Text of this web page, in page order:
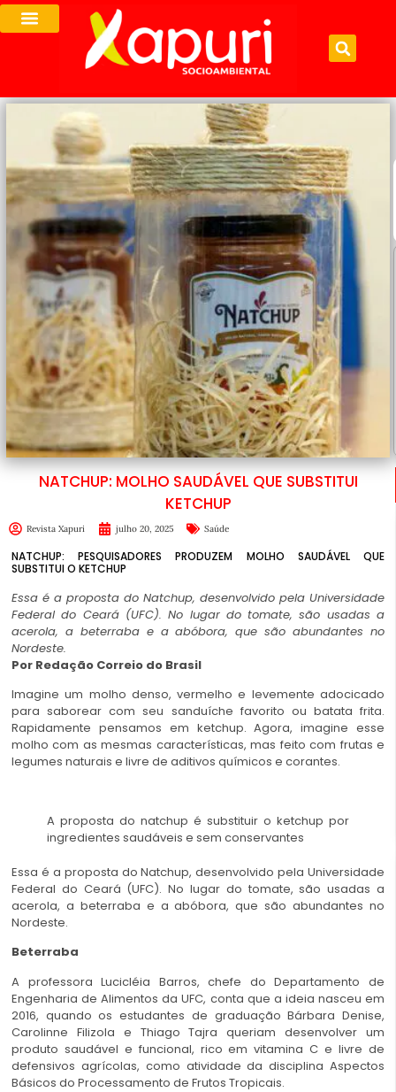
NATCHUP: MOLHO SAUDÁVEL QUE SUBSTITUI
KETCHUP
Revista Xapuri julho 20, 2025 Saúde
NATCHUP: PESQUISADORES PRODUZEM MOLHO SAUDÁVEL QUE
SUBSTITUI O KETCHUP
Essa é a proposta do Natchup, desenvolvido pela Universidade
Federal do Ceará (UFC). No lugar do tomate, são usadas a
acerola, a beterraba e a abóbora, que são abundantes no
Nordeste.
Por Redação Correio do Brasil
Imagine um molho denso, vermelho e levemente adocicado
para saborear com seu sanduíche favorito ou batata frita.
Rapidamente pensamos em ketchup. Agora, imagine esse
molho com as mesmas características, mas feito com frutas e
legumes naturais e livre de aditivos químicos e corantes.
A proposta do natchup é substituir o ketchup por
ingredientes saudáveis e sem conservantes
Essa é a proposta do Natchup, desenvolvido pela Universidade
Federal do Ceará (UFC). No lugar do tomate, são usadas a
acerola, a beterraba e a abóbora, que são abundantes no
Nordeste.
Beterraba
A professora Lucicléia Barros, chefe do Departamento de
Engenharia de Alimentos da UFC, conta que a ideia nasceu em
2016, quando os estudantes de graduação Bárbara Denise,
Carolinne Filizola e Thiago Tajra queriam desenvolver um
produto saudável e funcional, rico em vitamina C e livre de
defensivos agrícolas, como atividade da disciplina Aspectos
Básicos do Processamento de Frutos Tropicais.